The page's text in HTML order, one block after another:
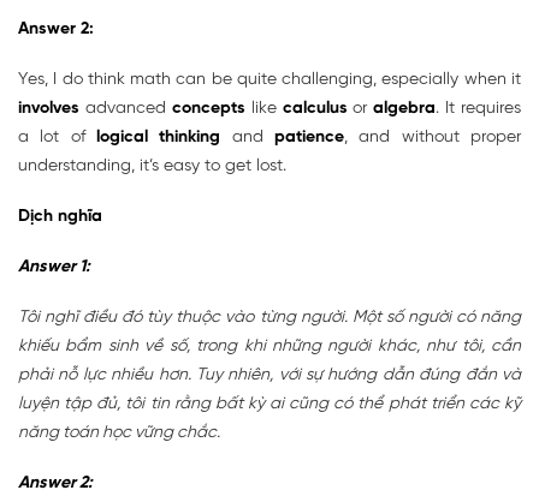
Answer 2:
Yes, I do think math can be quite challenging, especially when it
involves advanced concepts like calculus oralgebra. It requires
a lot of
logical thinking andpatience, and without proper
understanding, it’s easy to get lost.
Dịch nghĩa
Answer 1:
Tôi nghĩ điều đó tùy thuộc vào từng người. Một số người có năng
khiếu bẩm sinh về số, trong khi những người khác, như tôi, cần
phải nỗ lực nhiều hơn. Tuy nhiên, với sự hướng dẫn đúng đắn và
luyện tập đủ, tôi tin rằng bất kỳ ai cũng có thể phát triển các kỹ
năng toán học vững chắc.
Answer 2: